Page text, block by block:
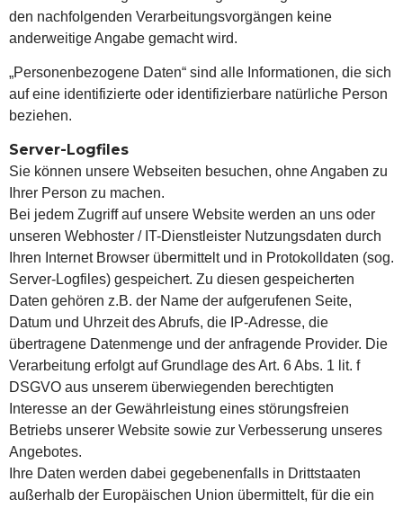
den nachfolgenden Verarbeitungsvorgängen keine
anderweitige Angabe gemacht wird.
„Personenbezogene Daten“ sind alle Informationen, die sich
auf eine identifizierte oder identifizierbare natürliche Person
beziehen.
Server-Logfiles
Sie können unsere Webseiten besuchen, ohne Angaben zu
Ihrer Person zu machen.
Bei jedem Zugriff auf unsere Website werden an uns oder
unseren Webhoster / IT-Dienstleister Nutzungsdaten durch
Ihren Internet Browser übermittelt und in Protokolldaten (sog.
Server-Logfiles) gespeichert. Zu diesen gespeicherten
Daten gehören z.B. der Name der aufgerufenen Seite,
Datum und Uhrzeit des Abrufs, die IP-Adresse, die
übertragene Datenmenge und der anfragende Provider. Die
Verarbeitung erfolgt auf Grundlage des Art. 6 Abs. 1 lit. f
DSGVO aus unserem überwiegenden berechtigten
Interesse an der Gewährleistung eines störungsfreien
Betriebs unserer Website sowie zur Verbesserung unseres
Angebotes.
Ihre Daten werden dabei gegebenenfalls in Drittstaaten
außerhalb der Europäischen Union übermittelt, für die ein